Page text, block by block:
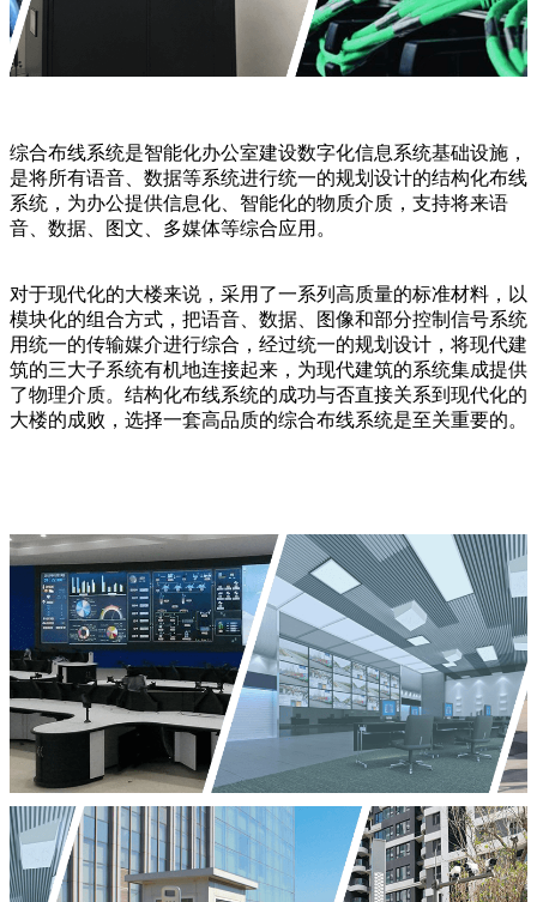
综合布线系统是智能化办公室建设数字化信息系统基础设施，
是将所有语音、数据等系统进行统一的规划设计的结构化布线
系统，为办公提供信息化、智能化的物质介质，支持将来语
音、数据、图文、多媒体等综合应用。
对于现代化的大楼来说，采用了一系列高质量的标准材料，以
模块化的组合方式，把语音、数据、图像和部分控制信号系统
用统一的传输媒介进行综合，经过统一的规划设计，将现代建
筑的三大子系统有机地连接起来，为现代建筑的系统集成提供
了物理介质。结构化布线系统的成功与否直接关系到现代化的
大楼的成败，选择一套高品质的综合布线系统是至关重要的。